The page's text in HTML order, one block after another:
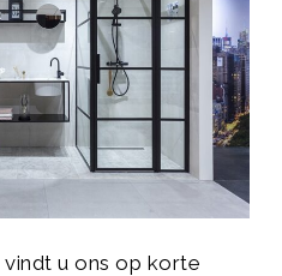
u ons op korte